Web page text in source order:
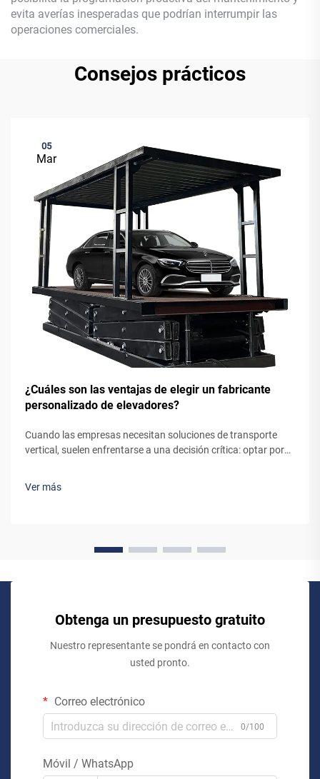
evita averías inesperadas que podrían interrumpir las
operaciones comerciales.
Consejos prácticos
05
Mar
¿Cuáles son las ventajas de elegir un fabricante
personalizado de elevadores?
Cuando las empresas necesitan soluciones de transporte
vertical, suelen enfrentarse a una decisión crítica: optar por
Ver más
Obtenga un presupuesto gratuito
Nuestro representante se pondrá en contacto con
usted pronto.
Correo electrónico
0/100
Móvil / WhatsApp